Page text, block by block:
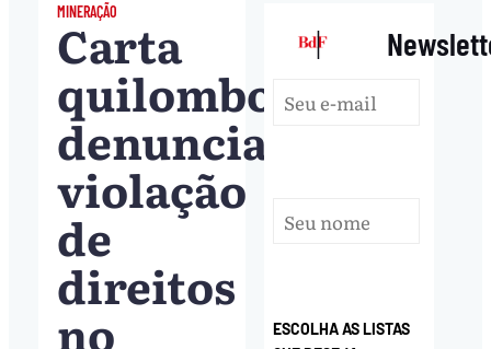
MINERAÇÃO
Carta
quilombola
denuncia
violação
de
direitos
no
|
ESCOLHA AS LISTAS